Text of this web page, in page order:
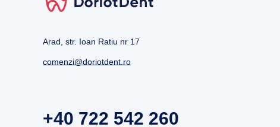
Arad, str. Ioan Ratiu nr 17
comenzi@doriotdent.ro
+40 722 542 260